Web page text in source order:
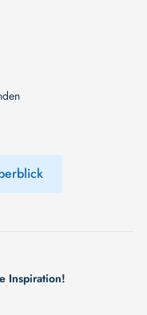
Inspiration!